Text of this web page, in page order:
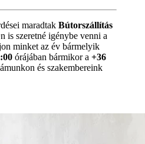
maradtak Bútorszállítás
is szeretné igénybe venni a
minket az év bármelyik
órájában bármikor a +36
és szakembereink